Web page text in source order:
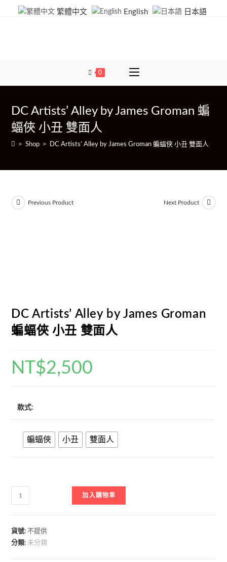
0
DC Artists’ Alley by James Groman 蝙
蝠俠 小丑 雙面人
> Shop > DC Artists’ Alley by James Groman 蝙蝠俠 小丑 雙面人
Previous Product Next Product
DC Artists’ Alley by James Groman
蝙蝠俠 小丑 雙面人
NT$2,500
款式:
蝙蝠俠 小丑 雙面人
加入購物車
貨號:不提供
分類: 未分類
繁體中文 English 日本語